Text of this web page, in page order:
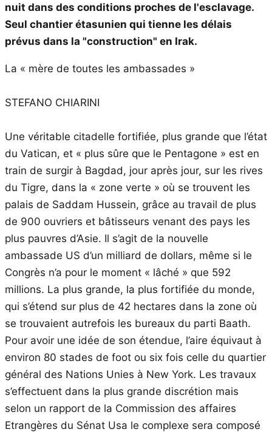
nuit dans des conditions proches de l'esclavage.
Seul chantier étasunien qui tienne les délais
prévus dans la "construction" en Irak.
La « mère de toutes les ambassades »
STEFANO CHIARINI
Une véritable citadelle fortifiée, plus grande que l’état
du Vatican, et « plus sûre que le Pentagone » est en
train de surgir à Bagdad, jour après jour, sur les rives
du Tigre, dans la « zone verte » où se trouvent les
palais de Saddam Hussein, grâce au travail de plus
de 900 ouvriers et bâtisseurs venant des pays les
plus pauvres d’Asie. Il s’agit de la nouvelle
ambassade US d’un milliard de dollars, même si le
Congrès n’a pour le moment « lâché » que 592
millions. La plus grande, la plus fortifiée du monde,
qui s’étend sur plus de 42 hectares dans la zone où
se trouvaient autrefois les bureaux du parti Baath.
Pour avoir une idée de son étendue, l’aire équivaut à
environ 80 stades de foot ou six fois celle du quartier
général des Nations Unies à New York. Les travaux
s’effectuent dans la plus grande discrétion mais
selon un rapport de la Commission des affaires
Etrangères du Sénat Usa le complexe sera composé